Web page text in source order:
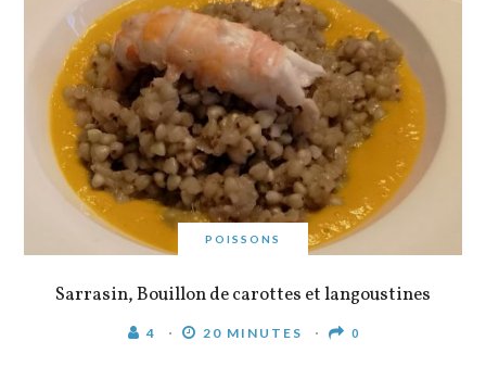
POISSONS
Sarrasin, Bouillon de carottes et langoustines
4 20 MINUTES 0